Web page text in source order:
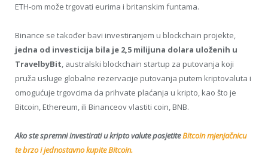
ETH-om može trgovati eurima i britanskim funtama.
Binance se također bavi investiranjem u blockchain projekte,
jedna od investicija bila je 2,5 milijuna dolara uloženih u
TravelbyBit, australski blockchain startup za putovanja koji
pruža usluge globalne rezervacije putovanja putem kriptovaluta i
omogućuje trgovcima da prihvate plaćanja u kripto, kao što je
Bitcoin, Ethereum, ili Binanceov vlastiti coin, BNB.
Ako ste spremni investirati u kripto valute posjetiteBitcoin mjenjačnicu
te brzo i jednostavno kupite Bitcoin.